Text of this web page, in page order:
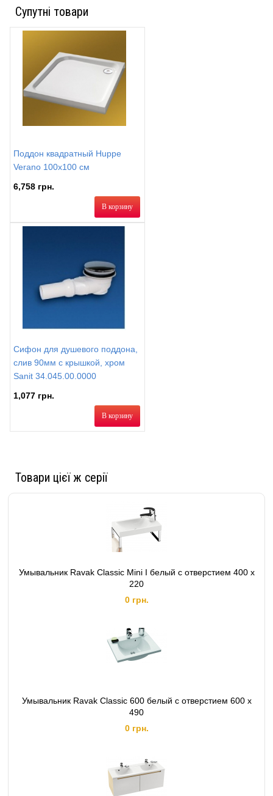
Супутні товари
Поддон квадратный Huppe
Verano 100х100 см
6,758 грн.
В корзину
Сифон для душевого поддона,
слив 90мм с крышкой, хром
Sanit 34.045.00.0000
1,077 грн.
В корзину
Товари цієї ж серії
Умывальник Ravak Classic Mini I белый с отверстием 400 x
220
0 грн.
Умывальник Ravak Classic 600 белый с отверстием 600 x
490
0 грн.